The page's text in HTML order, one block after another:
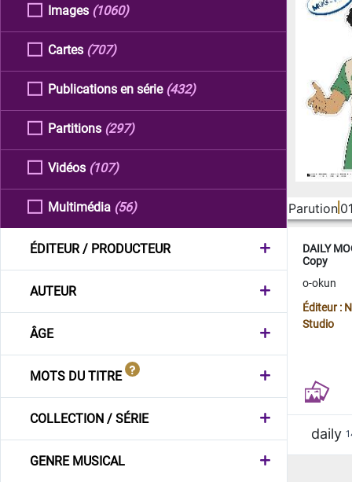
Images (1060)
Cartes (707)
Publications en série (432)
Partitions (297)
Vidéos (107)
Multimédia (56)
ÉDITEUR / PRODUCTEUR
AUTEUR
ÂGE
MOTS DU TITRE
COLLECTION / SÉRIE
GENRE MUSICAL
Parution
DAILY
Copy
o-okun
Éditeur :
Studio
daily